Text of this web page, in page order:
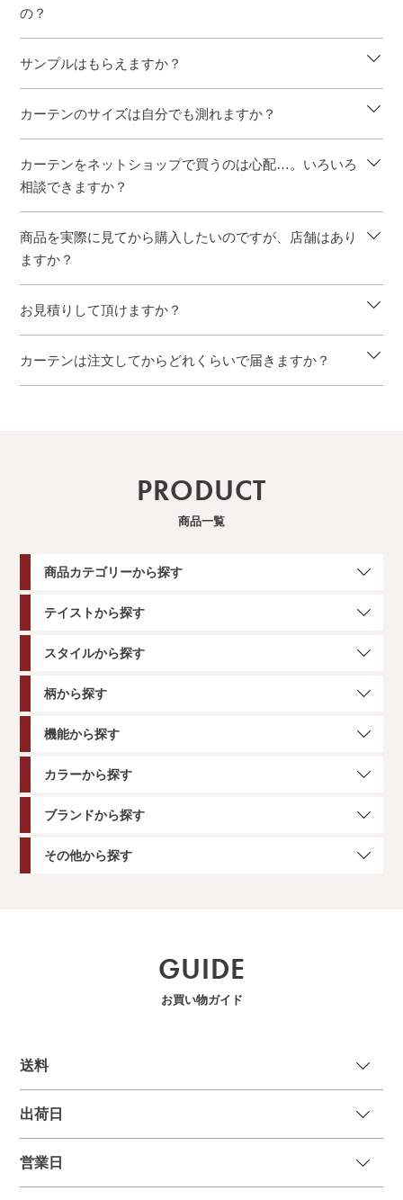
の？
サンプルはもらえますか？
カーテンのサイズは自分でも測れますか？
カーテンをネットショップで買うのは心配…。いろいろ
相談できますか？
商品を実際に見てから購入したいのですが、店舗はあり
ますか？
お見積りして頂けますか？
カーテンは注文してからどれくらいで届きますか？
PRODUCT
商品一覧
商品カテゴリーから探す
テイストから探す
スタイルから探す
柄から探す
機能から探す
カラーから探す
ブランドから探す
その他から探す
GUIDE
お買い物ガイド
送料
出荷日
営業日